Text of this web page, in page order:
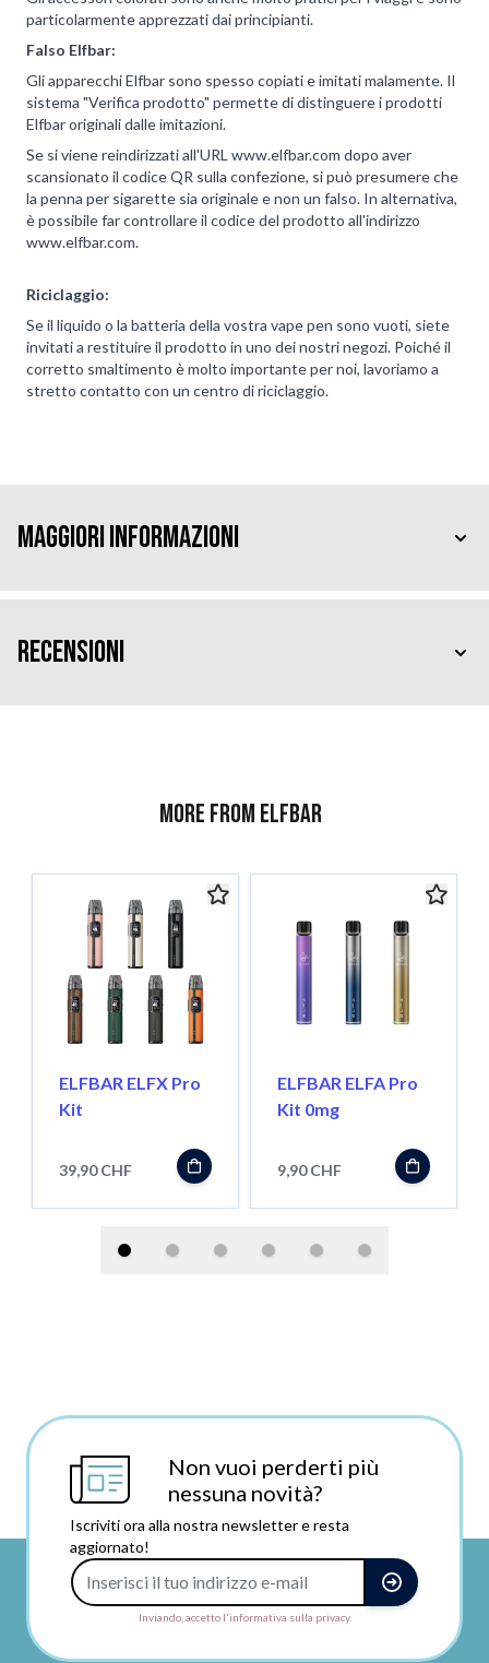
particolarmente apprezzati dai principianti.
Falso Elfbar:
Gli apparecchi Elfbar sono spesso copiati e imitati malamente. Il
sistema "Verifica prodotto" permette di distinguere i prodotti
Elfbar originali dalle imitazioni.
Se si viene reindirizzati all'URL www.elfbar.com dopo aver
scansionato il codice QR sulla confezione, si può presumere che
la penna per sigarette sia originale e non un falso. In alternativa,
è possibile far controllare il codice del prodotto all'indirizzo
www.elfbar.com.
Riciclaggio:
Se il liquido o la batteria della vostra vape pen sono vuoti, siete
invitati a restituire il prodotto in uno dei nostri negozi. Poiché il
corretto smaltimento è molto importante per noi, lavoriamo a
stretto contatto con un centro di riciclaggio.
Maggiori Informazioni
Recensioni
More from ELFBAR
ELFBAR ELFX Pro
Kit
39,90 CHF
ELFBAR ELFA Pro
Kit 0mg
9,90 CHF
Non vuoi perderti più
nessuna novità?
Iscriviti ora alla nostra newsletter e resta
aggiornato!
Inviando, accetto l'informativa sulla privacy.